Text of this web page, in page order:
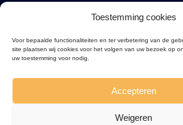
Toestemming cookies
Voor bepaalde functionaliteiten en ter verbetering van de
site plaatsen wij cookies voor het volgen van uw bezoek op
uw toestemming voor nodig.
Accepteren
Weigeren